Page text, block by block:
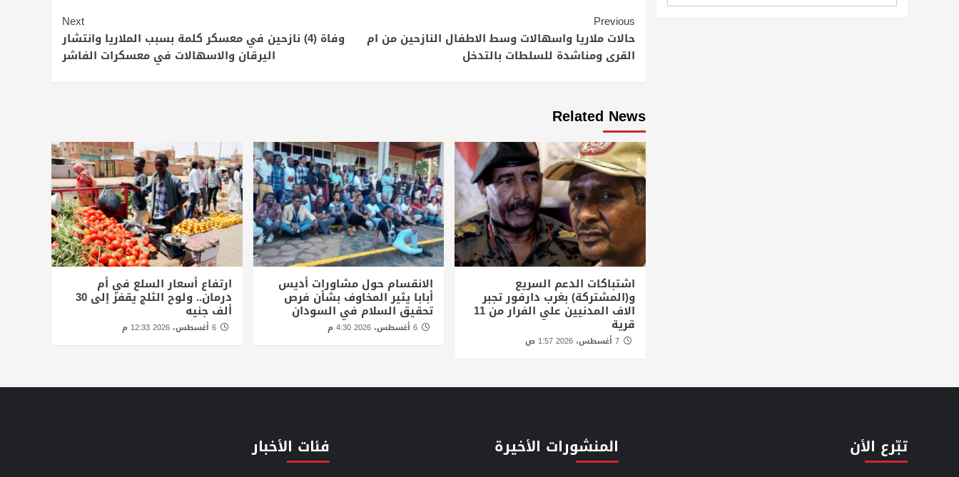
Continue
Reading
Previous
حالات ملاريا واسهالات وسط الاطفال النازحين من ام
القرى ومناشدة للسلطات بالتدخل
Next
وفاة (4) نازحين في معسكر كلمة بسبب الملاريا وانتشار
اليرقان والاسهالات في معسكرات الفاشر
Related News
اشتباكات الدعم السريع
و(المشتركة) بغرب دارفور تجبر
الاف المدنيين علي الفرار من 11
قرية
7 أغسطس، 2026 1:57 ص
الانقسام حول مشاورات أديس
أبابا يثير المخاوف بشأن فرص
تحقيق السلام في السودان
ارتفاع أسعار السلع في أم
درمان.. ولوح الثلج يقفز إلى 30
ألف جنيه
6 أغسطس، 2026 12:33 م
تبّرع الأن المنشورات الأخيرة فئات الأخبار